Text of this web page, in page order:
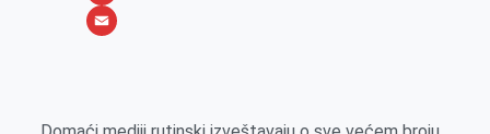
o
ek
b
h
X